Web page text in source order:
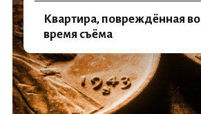
Квартира, повреждённая во
время съёма